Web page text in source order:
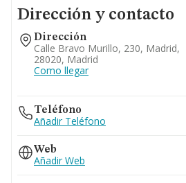
Dirección y contacto
Dirección
Calle Bravo Murillo, 230, Madrid,
28020, Madrid
Como llegar
Teléfono
Añadir Teléfono
Web
Añadir Web